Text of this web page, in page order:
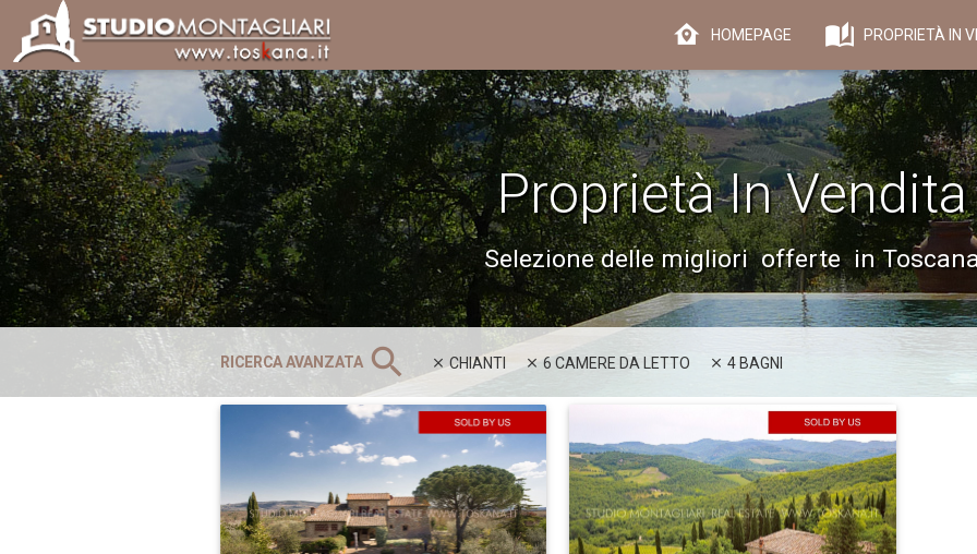
HOMEPAGE PROPRIETÀ IN
RICERCA AVANZATA search CHIANTI 6 CAMERE DA LETTO 4 BAGNI
Proprietà In Vendita
Selezione delle migliori offerte in